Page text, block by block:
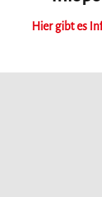
Hier gibt es